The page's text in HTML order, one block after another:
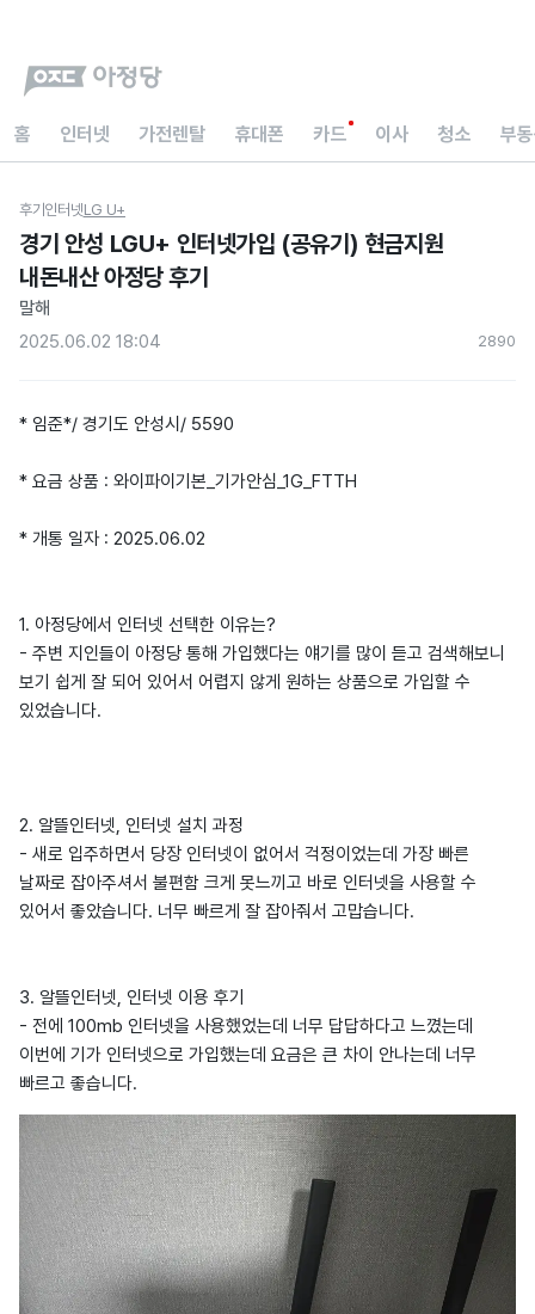
홈 인터넷 가전렌탈 휴대폰 카드 이사 청소 부
후기 인터넷LG U+
경기 안성 LGU+ 인터넷가입 (공유기) 현금지원
내돈내산 아정당 후기
말해
2025.06.02 18:04
2890
* 임준*/ 경기도 안성시/ 5590
* 요금 상품 : 와이파이기본_기가안심_1G_FTTH
* 개통 일자 : 2025.06.02
1. 아정당에서 인터넷 선택한 이유는?
- 주변 지인들이 아정당 통해 가입했다는 얘기를 많이 듣고 검색해보니
보기 쉽게 잘 되어 있어서 어렵지 않게 원하는 상품으로 가입할 수
있었습니다.
2. 알뜰인터넷, 인터넷 설치 과정
- 새로 입주하면서 당장 인터넷이 없어서 걱정이었는데 가장 빠른
날짜로 잡아주셔서 불편함 크게 못느끼고 바로 인터넷을 사용할 수
있어서 좋았습니다. 너무 빠르게 잘 잡아줘서 고맙습니다.
3. 알뜰인터넷, 인터넷 이용 후기
- 전에 100mb 인터넷을 사용했었는데 너무 답답하다고 느꼈는데
이번에 기가 인터넷으로 가입했는데 요금은 큰 차이 안나는데 너무
빠르고 좋습니다.